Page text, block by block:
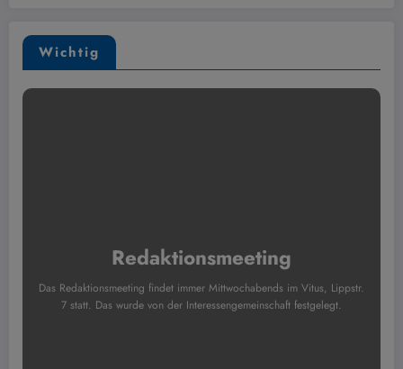
Wichtig
Redaktionsmeeting
Das Redaktionsmeeting findet immer Mittwochabends im Vitus, Lippstr.
7 statt. Das wurde von der Interessengemeinschaft festgelegt.